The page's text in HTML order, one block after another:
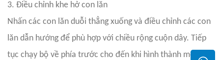
3. Điều chỉnh khe hở con lăn
Nhấn các con lăn duỗi thẳng xuống và điều chỉnh các con
lăn dẫn hướng để phù hợp với chiều rộng cuộn dây. Tiếp
tục chạy bộ về phía trước cho đến khi hình thành một